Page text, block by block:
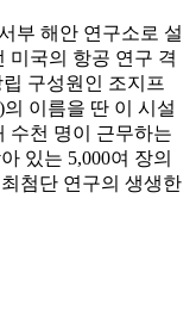
부 해안 연구소로 설
미국의 항공 연구 격
구성원인 조지프
의 이름을 딴 이 시설
수천 명이 근무하는
있는 5,000여 장의
첨단 연구의 생생한